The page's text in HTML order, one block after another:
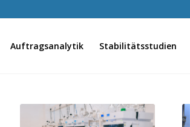
Auftragsanalytik Stabilitätsstudien